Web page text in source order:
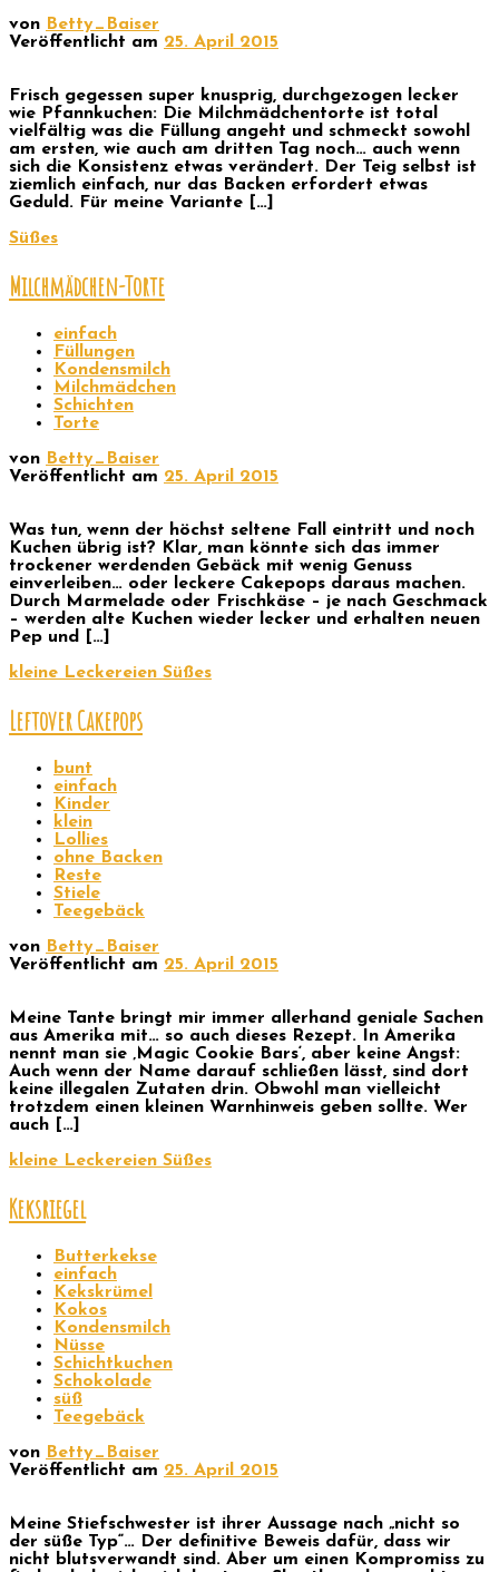
von Betty_Baiser
Veröffentlicht am 25. April 2015
Frisch gegessen super knusprig, durchgezogen lecker
wie Pfannkuchen: Die Milchmädchentorte ist total
vielfältig was die Füllung angeht und schmeckt sowohl
am ersten, wie auch am dritten Tag noch… auch wenn
sich die Konsistenz etwas verändert. Der Teig selbst ist
ziemlich einfach, nur das Backen erfordert etwas
Geduld. Für meine Variante […]
Süßes
Milchmädchen-Torte
einfach
Füllungen
Kondensmilch
Milchmädchen
Schichten
Torte
von Betty_Baiser
Veröffentlicht am 25. April 2015
Was tun, wenn der höchst seltene Fall eintritt und noch
Kuchen übrig ist? Klar, man könnte sich das immer
trockener werdenden Gebäck mit wenig Genuss
einverleiben… oder leckere Cakepops daraus machen.
Durch Marmelade oder Frischkäse – je nach Geschmack
– werden alte Kuchen wieder lecker und erhalten neuen
Pep und […]
kleine Leckereien Süßes
Leftover Cakepops
bunt
einfach
Kinder
klein
Lollies
ohne Backen
Reste
Stiele
Teegebäck
von Betty_Baiser
Veröffentlicht am 25. April 2015
Meine Tante bringt mir immer allerhand geniale Sachen
aus Amerika mit… so auch dieses Rezept. In Amerika
nennt man sie ‚Magic Cookie Bars‘, aber keine Angst:
Auch wenn der Name darauf schließen lässt, sind dort
keine illegalen Zutaten drin. Obwohl man vielleicht
trotzdem einen kleinen Warnhinweis geben sollte. Wer
auch […]
kleine Leckereien Süßes
Keksriegel
Butterkekse
einfach
Kekskrümel
Kokos
Kondensmilch
Nüsse
Schichtkuchen
Schokolade
süß
Teegebäck
von Betty_Baiser
Veröffentlicht am 25. April 2015
Meine Stiefschwester ist ihrer Aussage nach „nicht so
der süße Typ“… Der definitive Beweis dafür, dass wir
nicht blutsverwandt sind. Aber um einen Kompromiss zu